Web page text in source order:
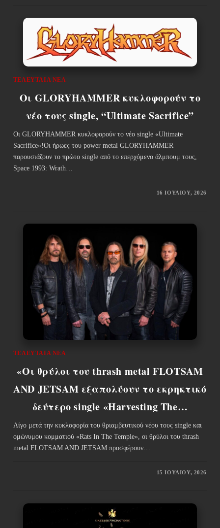
ΤΕΛΕΥΤΑΊΑ ΝΈΑ
Οι GLORYHAMMER κυκλοφορούν το
νέο τους single, “Ultimate Sacrifice”
Οι GLORYHAMMER κυκλοφορούν το νέο single «Ultimate
Sacrifice»!Οι ήρωες του power metal GLORYHAMMER
παρουσιάζουν το πρώτο single από το επερχόμενο άλμπουμ τους,
Space 1993: Wrath…
16 ΙΟΥΛΊΟΥ, 2026
ΤΕΛΕΥΤΑΊΑ ΝΈΑ
«Οι θρύλοι του thrash metal FLOTSAM
AND JETSAM εξαπολύουν το εκρηκτικό
δεύτερο single «Harvesting The…
Λίγο μετά την κυκλοφορία του θριαμβευτικού νέου τους single και
ομώνυμου κομματιού «Rats In The Temple», οι θρύλοι του thrash
metal FLOTSAM AND JETSAM προσφέρουν…
15 ΙΟΥΛΊΟΥ, 2026